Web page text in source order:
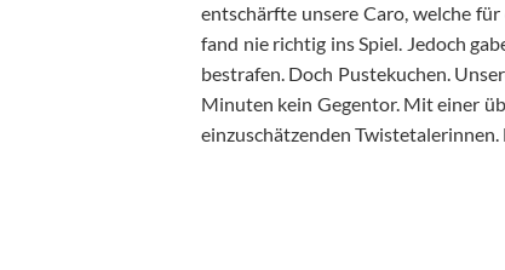
entschärfte unsere Caro, welche
fand nie richtig ins Spiel. Jedoch
bestrafen. Doch Pustekuchen.
Minuten kein Gegentor. Mit einer
einzuschätzenden Twistetalerinnen.